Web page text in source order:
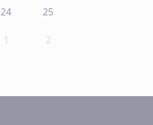
24 25
1 2